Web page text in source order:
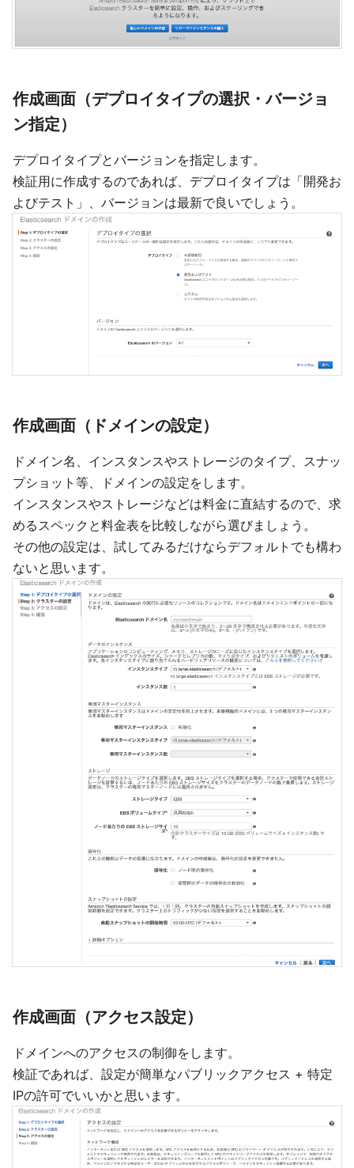
作成画面（デプロイタイプの選択・バージョ
ン指定）
デプロイタイプとバージョンを指定します。
検証用に作成するのであれば、デプロイタイプは「開発お
よびテスト」、バージョンは最新で良いでしょう。
作成画面（ドメインの設定）
ドメイン名、インスタンスやストレージのタイプ、スナッ
プショット等、ドメインの設定をします。
インスタンスやストレージなどは料金に直結するので、求
めるスペックと料金表を比較しながら選びましょう。
その他の設定は、試してみるだけならデフォルトでも構わ
ないと思います。
作成画面（アクセス設定）
ドメインへのアクセスの制御をします。
検証であれば、設定が簡単なパブリックアクセス + 特定
IPの許可でいいかと思います。